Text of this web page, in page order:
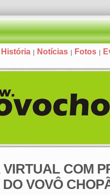
História Notícias Fotos
COM
VOVÔ